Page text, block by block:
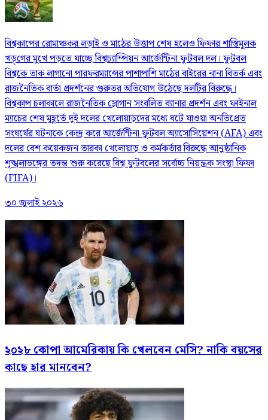
বিশ্বকাপের রোমাঞ্চকর লড়াই ও মাঠের উত্তাপ শেষ হলেও ফিফার শাস্তিমূলক
খড়্‌গের মুখে পড়তে যাচ্ছে বিশ্বচ্যাম্পিয়ন আর্জেন্টিনা ফুটবল দল। ফুটবল
বিশ্বকে তাক লাগানো পারফরম্যান্সের পাশাপাশি মাঠের বাইরের নানা বিতর্ক এবং
রাজনৈতিক বার্তা প্রদর্শনের গুরুতর অভিযোগ উঠেছে দলটির বিরুদ্ধে।
বিশ্বকাপ চলাকালে রাজনৈতিক স্লোগান সংবলিত ব্যানার প্রদর্শন এবং ফাইনাল
ম্যাচের শেষ মুহূর্তে দুই দলের খেলোয়াড়দের মধ্যে ঘটে যাওয়া অনভিপ্রেত
সংঘর্ষের ঘটনাকে কেন্দ্র করে আর্জেন্টিনা ফুটবল অ্যাসোসিয়েশন (AFA) এবং
দলের বেশ কয়েকজন তারকা খেলোয়াড় ও কর্মকর্তার বিরুদ্ধে আনুষ্ঠানিক
শৃঙ্খলাভঙ্গের তদন্ত শুরু করেছে বিশ্ব ফুটবলের সর্বোচ্চ নিয়ন্ত্রক সংস্থা ফিফা
(FIFA)।
৩০ জুলাই ২০২৬
২০২৮ কোপা আমেরিকায় কি খেলবেন মেসি? নাকি বয়সের
কাছে হার মানবেন?